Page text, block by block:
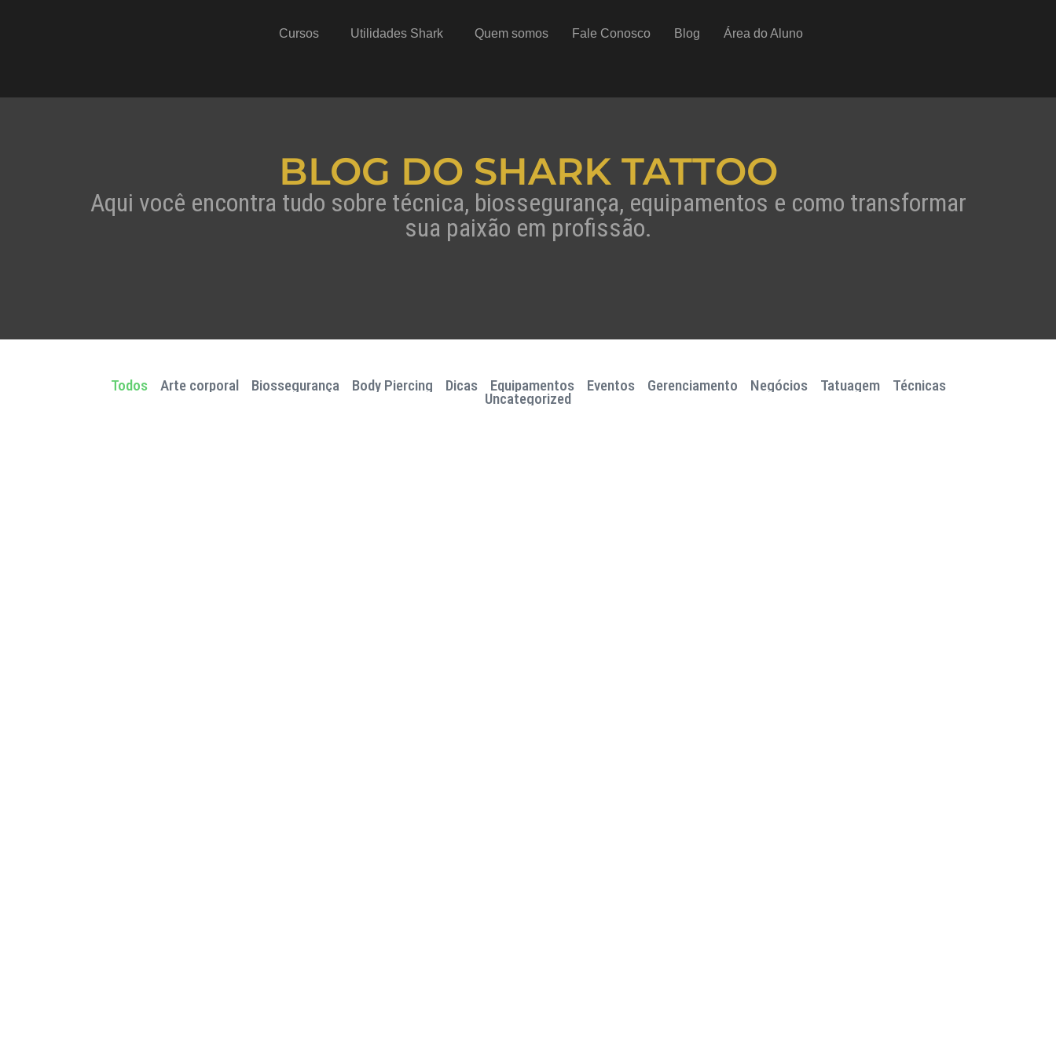
Cursos Utilidades Shark Quem somos Fale Conosco Blog Área do Aluno
BLOG DO SHARK TATTOO
Aqui você encontra tudo sobre técnica, biossegurança, equipamentos e como transformar
sua paixão em profissão.
Arte corporal Biossegurança Body Piercing Dicas Equipamentos Eventos Gerenciamento Negócios Tatuagem Técnicas
Uncategorized
Todos